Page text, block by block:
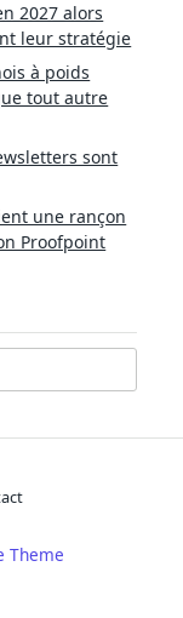
2027 alors
leur stratégie
à poids
tout autre
sont
une rançon
Proofpoint
Theme